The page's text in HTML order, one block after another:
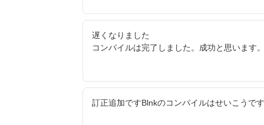
遅くなりました
コンパイルは完了しました。成功と思います
訂正追加ですBlnkのコンパイルはせいこうで